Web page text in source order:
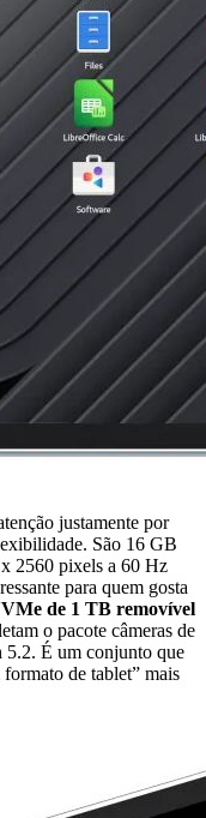
justamente por
São 16 GB
2560 pixels a 60 Hz
para quem gosta
de 1 TB removível
o pacote câmeras de
5.2. É um conjunto que
de tablet” mais